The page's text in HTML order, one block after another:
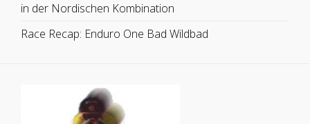
in der Nordischen Kombination
Race Recap: Enduro One Bad Wildbad